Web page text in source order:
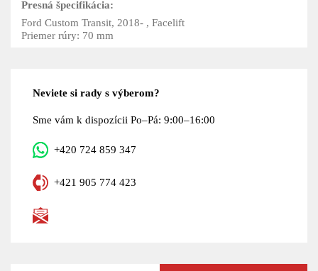
Presná špecifikácia:
Ford Custom Transit, 2018- , Facelift
Priemer rúry: 70 mm
Neviete si rady s výberom?
Sme vám k dispozícii Po–Pá: 9:00–16:00
+420 724 859 347
+421 905 774 423